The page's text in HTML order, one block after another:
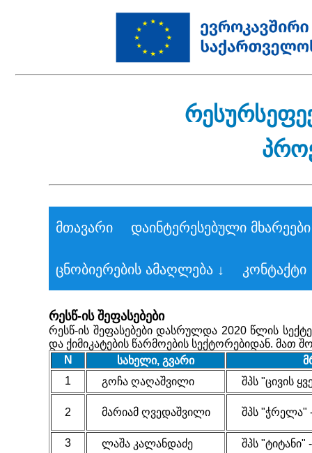
მთავარი დაინტერესებული
ცნობიერების ამაღლება ↓ კონტაქტი
რესწ-ის შეფასებები
რესწ-ის შეფასებები დასრულდა 2020 წლის
და ქიმიკატების წარმოების სექტორებიდან. მათ
N
სახელი, გვარი
1
გოჩა ღაღაშვილი შპს "ცივის
2 მარიამ ღვედაშვილი შპს "ჭრელა"
3 ლაშა კალანდაძე შპს "ტიტანი"